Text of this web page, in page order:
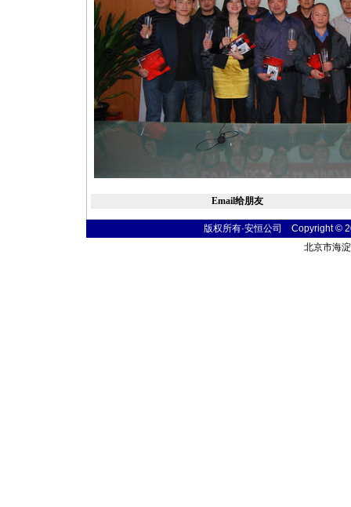
Email给朋友
版权所有·安恒公司 Copyright ©
北京市海